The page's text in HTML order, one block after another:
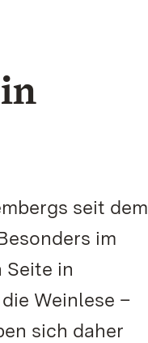
seit dem
im
Seite in
Weinlese –
sich daher